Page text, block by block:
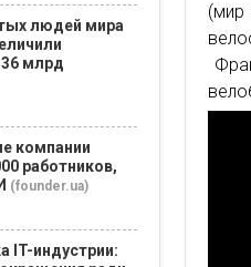
(мир
людей мира
млрд
компании
работников,
(founder.ua)
IT-индустрии: